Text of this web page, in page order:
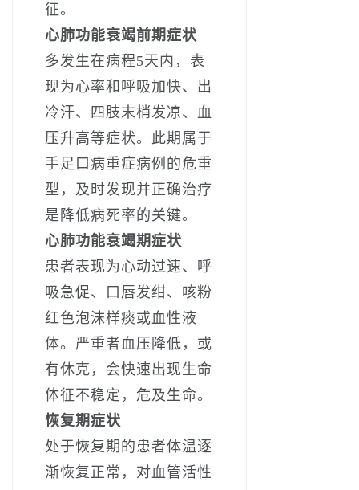
征。
心肺功能衰竭前期症状
多发生在病程5天内，表
现为心率和呼吸加快、出
冷汗、四肢末梢发凉、血
压升高等症状。此期属于
手足口病重症病例的危重
型，及时发现并正确治疗
是降低病死率的关键。
心肺功能衰竭期症状
患者表现为心动过速、呼
吸急促、口唇发绀、咳粉
红色泡沫样痰或血性液
体。严重者血压降低，或
有休克，会快速出现生命
体征不稳定，危及生命。
恢复期症状
处于恢复期的患者体温逐
渐恢复正常，对血管活性